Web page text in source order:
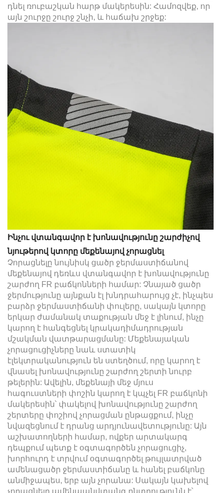
դնել ռուբաշկան հարթ մակերեսին: Համոզվեք, որ
այն շուրջը շուրջ շնչի, և հաճախ շրջեք:
Ինչու վտանգավոր է խոնավությունը շարժիչով
նյութերով կտորը մեքենայով չորացնել
Չորացնելը նույնիսկ ցածր ջերմաստիճանով
մեքենայով դեռևս վտանգավոր է խոնավությունը
շարժող FR բաճկոնների համար: Չնայած ցածր
ջերմությունը այնքան էլ խնդրահարույց չէ, ինչպես
բարձր ջերմաստիճանի փուլերը, սակայն կտորը
երկար ժամանակ տաքության մեջ է լինում, ինչը
կարող է հանգեցնել կրակադիմադրության
մշակման վատթարացմանը: Մեքենայական
չորացուցիչները նաև ստատիկ
էլեկտրականություն են ստեղծում, որը կարող է
վնասել խոնավությունը շարժող շերտի նուրբ
թելերին: Ավելին, մեքենայի մեջ մյուս
հագուստների փոշին կարող է կպչել FR բաճկոնի
մակերեսին՝ փակելով խոնավությունը շարժող
շերտերը փոշիով չորացման ընթացքում, ինչը
նվազեցնում է դրանց արդյունավետությունը: Այն
աշխատողների համար, ովքեր արտակարգ
դեպքում պետք է օգտագործեն չորացուցիչ,
խորհուրդ է տրվում օգտագործել թույլատրված
ամենացածր ջերմաստիճանը և հանել բաճկոնը
անմիջապես, երբ այն չորանա: Սակայն կախելով
չորացնելը ամենաանվտանգ ընտրությունն է՝